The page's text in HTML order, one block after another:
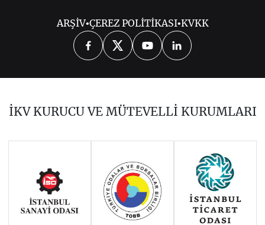
2026 2025 2024
2023 2022 2021
ARŞİV•ÇEREZ POLİTİKASI•KVKK
İKV KURUCU VE MÜTEVELLİ KURUMLARI